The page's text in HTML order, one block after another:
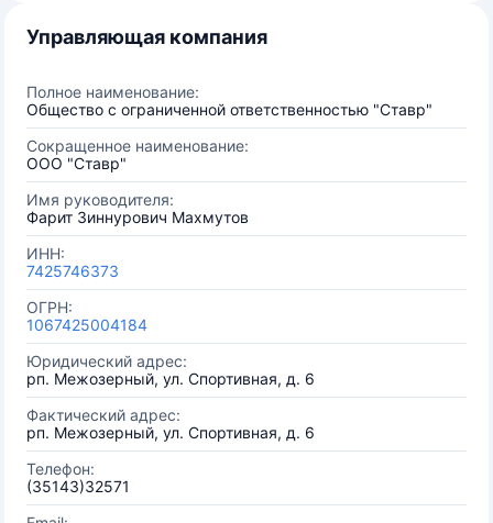
Управляющая компания
Полное наименование:
Общество с ограниченной ответственностью "Ставр"
Сокращенное наименование:
ООО "Ставр"
Имя руководителя:
Фарит Зиннурович Махмутов
ИНН:
7425746373
ОГРН:
1067425004184
Юридический адрес:
рп. Межозерный, ул. Спортивная, д. 6
Фактический адрес:
рп. Межозерный, ул. Спортивная, д. 6
Телефон:
(35143)32571